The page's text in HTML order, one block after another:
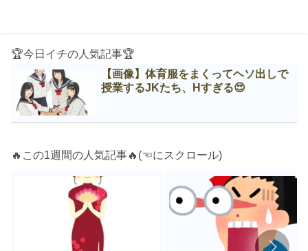
🏆今日イチの人気記事🏆
【画像】体育服をまくってヘソ出しで
授業するJKたち、Нすぎる😍
🔥この1週間の人気記事🔥(☜にスクロール)